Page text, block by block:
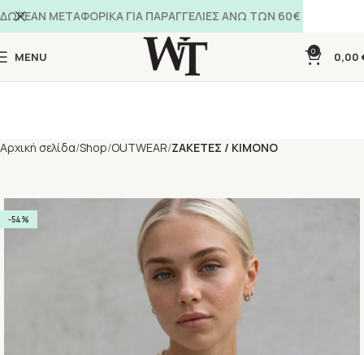
MENU 0 0,00
Αρχική σελίδα Shop OUTWEAR ΖΑΚΕΤΕΣ / ΚΙΜΟΝΟ
-54%
ΔΩΡΕΑΝ ΜΕΤΑΦΟΡΙΚΑ ΓΙΑ ΠΑΡΑΓΓΕΛΙΕΣ ΑΝΩ ΤΩΝ 60€